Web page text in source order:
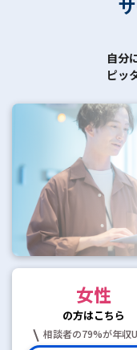
自分
ピッ
女性
の方はこちら
相談者の79%が年収